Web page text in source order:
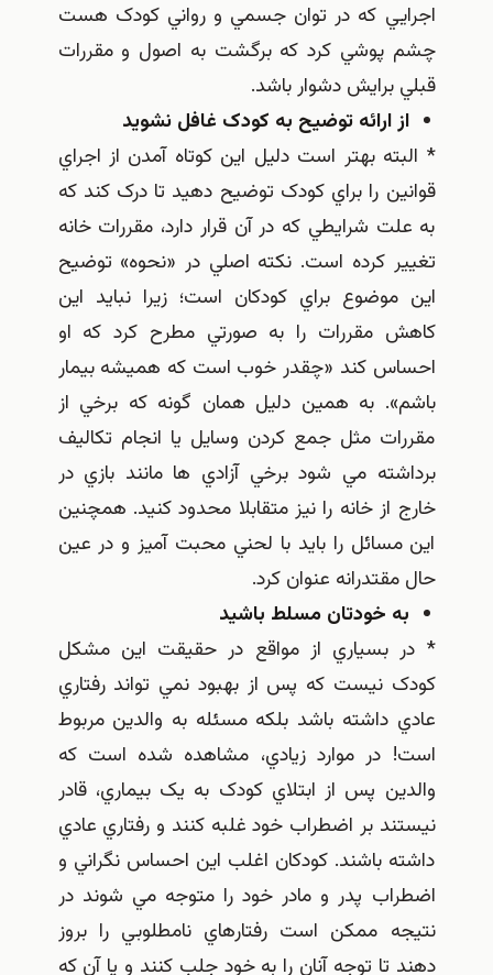
اجرايي که در توان جسمي و رواني کودک هست
چشم پوشي کرد که برگشت به اصول و مقررات
قبلي برايش دشوار باشد.
از ارائه توضيح به کودک غافل نشويد
* البته بهتر است دليل اين کوتاه آمدن از اجراي
قوانين را براي کودک توضيح دهيد تا درک کند که
به علت شرايطي که در آن قرار دارد، مقررات خانه
تغيير کرده است. نکته اصلي در «نحوه» توضيح
اين موضوع براي کودکان است؛ زيرا نبايد اين
کاهش مقررات را به صورتي مطرح کرد که او
احساس کند «چقدر خوب است که هميشه بيمار
باشم». به همين دليل همان گونه که برخي از
مقررات مثل جمع کردن وسايل يا انجام تکاليف
برداشته مي شود برخي آزادي ها مانند بازي در
خارج از خانه را نيز متقابلا محدود کنيد. همچنين
اين مسائل را بايد با لحني محبت آميز و در عين
حال مقتدرانه عنوان کرد.
به خودتان مسلط باشيد
* در بسياري از مواقع در حقيقت اين مشکل
کودک نيست که پس از بهبود نمي تواند رفتاري
عادي داشته باشد بلکه مسئله به والدين مربوط
است! در موارد زيادي، مشاهده شده است که
والدين پس از ابتلاي کودک به يک بيماري، قادر
نيستند بر اضطراب خود غلبه کنند و رفتاري عادي
داشته باشند. کودکان اغلب اين احساس نگراني و
اضطراب پدر و مادر خود را متوجه مي شوند در
نتيجه ممکن است رفتارهاي نامطلوبي را بروز
دهند تا توجه آنان را به خود جلب کنند و يا آن که